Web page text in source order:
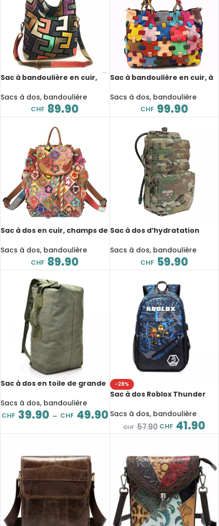
Sac à bandoulière en cuir,
patchwork, multicolore
Sacs à dos, bandoulière
CHF 89.90
Sac à bandoulière en cuir, à
patchwork, multicolore
Sacs à dos, bandoulière
CHF 99.90
Sac à dos en cuir, champs de
muticolore
Sacs à dos, bandoulière
CHF 89.90
Sac à dos d’hydratation
d’équipements, Nylon 1000D
Sacs à dos, bandoulière
CHF 59.90
Sac à dos en toile de grande
Sacs à dos, bandoulière
CHF 39.90 – CHF 49.90
-28%
Sac à dos Roblox Thunder
étanche
Sacs à dos, bandoulière
CHF57.90 CHF 41.90